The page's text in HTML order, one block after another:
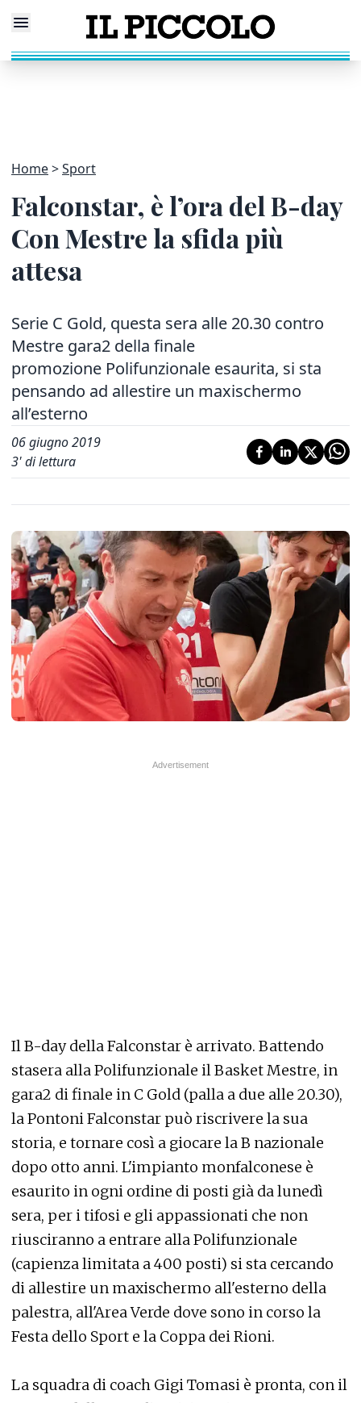
Home Sport
Falconstar, è l’ora del B-day
Con Mestre la sfida più
attesa
Serie C Gold, questa sera alle 20.30 contro
Mestre gara2 della finale
promozione Polifunzionale esaurita, si sta
pensando ad allestire un maxischermo
all’esterno
06 giugno 2019
3' di lettura
Il B-day della Falconstar è arrivato. Battendo
stasera alla Polifunzionale il Basket Mestre, in
gara2 di finale in C Gold (palla a due alle 20.30),
la Pontoni Falconstar può riscrivere la sua
storia, e tornare così a giocare la B nazionale
dopo otto anni. L'impianto monfalconese è
esaurito in ogni ordine di posti già da lunedì
sera, per i tifosi e gli appassionati che non
riusciranno a entrare alla Polifunzionale
(capienza limitata a 400 posti) si sta cercando
di allestire un maxischermo all'esterno della
palestra, all'Area Verde dove sono in corso la
Festa dello Sport e la Coppa dei Rioni.
La squadra di coach Gigi Tomasi è pronta, con il